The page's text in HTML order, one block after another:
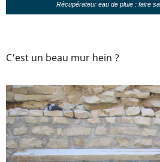
Récupérateur eau de pluie : faire
C'est un beau mur hein ?